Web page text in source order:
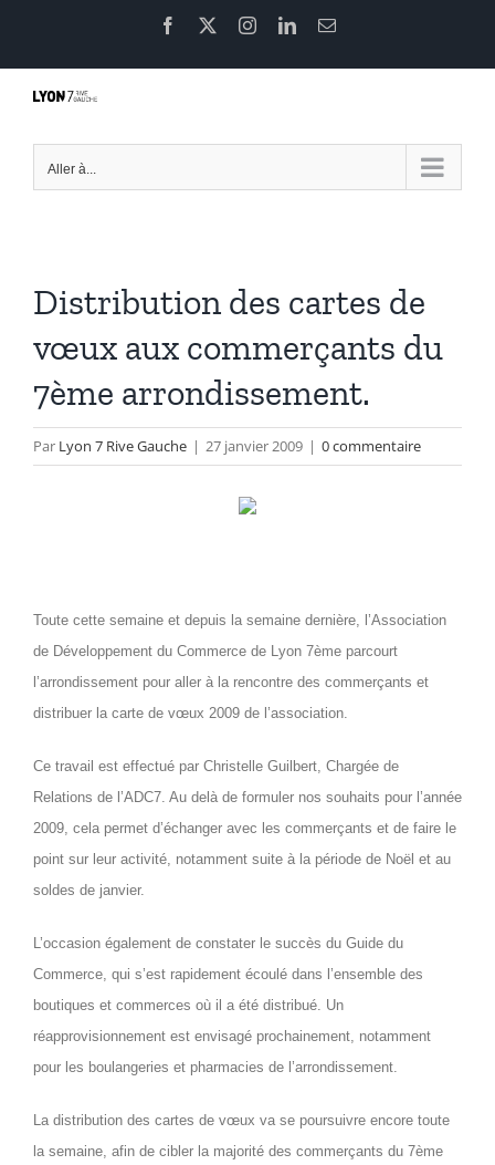
contenu
Facebook InstagramLinkedInEmail
Aller à...
Distribution des cartes de
vœux aux commerçants du
7ème arrondissement.
Par Lyon 7 Rive Gauche | 27 janvier 2009 | 0 commentaire
Toute cette semaine et depuis la semaine dernière, l’Association
de Développement du Commerce de Lyon 7ème parcourt
l’arrondissement pour aller à la rencontre des commerçants et
distribuer la carte de vœux 2009 de l’association.
Ce travail est effectué par Christelle Guilbert, Chargée de
Relations de l’ADC7. Au delà de formuler nos souhaits pour l’année
2009, cela permet d’échanger avec les commerçants et de faire le
point sur leur activité, notamment suite à la période de Noël et au
soldes de janvier.
L’occasion également de constater le succès du Guide du
Commerce, qui s’est rapidement écoulé dans l’ensemble des
boutiques et commerces où il a été distribué. Un
réapprovisionnement est envisagé prochainement, notamment
pour les boulangeries et pharmacies de l’arrondissement.
La distribution des cartes de vœux va se poursuivre encore toute
la semaine, afin de cibler la majorité des commerçants du 7ème